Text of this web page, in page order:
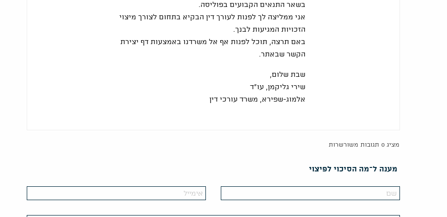
בשאר התנאים הקבועים בפוליסה.
אני ממליצה לך לפנות לעורך דין הבקיא בתחום לצורך מיצוי
הזכויות המגיעות לבנך.
באם תרצה, תוכל לפנות אף אל משרדנו באמצעות דף יצירת
הקשר שבאתר.
שבת שלום,
שירי גליקמן, עו"ד
אלמוג-שפירא, משרד עורכי דין
מציג 0 תגובות משורשרות
מענה ל־מה הסיכוי לפיצוי